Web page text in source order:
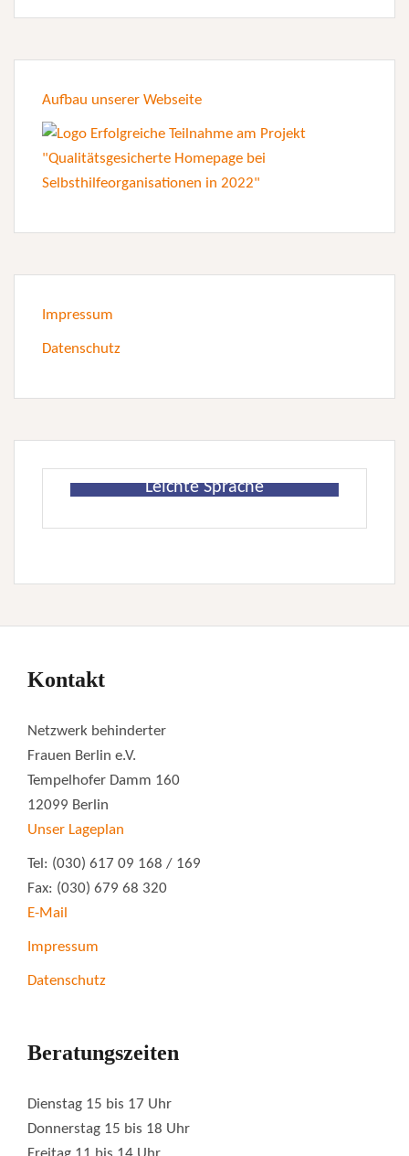
Aufbau unserer Webseite
Impressum
Datenschutz
Leichte Sprache
Kontakt
Netzwerk behinderter
Frauen Berlin e.V.
Tempelhofer Damm 160
12099 Berlin
Unser Lageplan
Tel: (030) 617 09 168 / 169
Fax: (030) 679 68 320
E-Mail
Impressum
Datenschutz
Beratungszeiten
Dienstag 15 bis 17 Uhr
Donnerstag 15 bis 18 Uhr